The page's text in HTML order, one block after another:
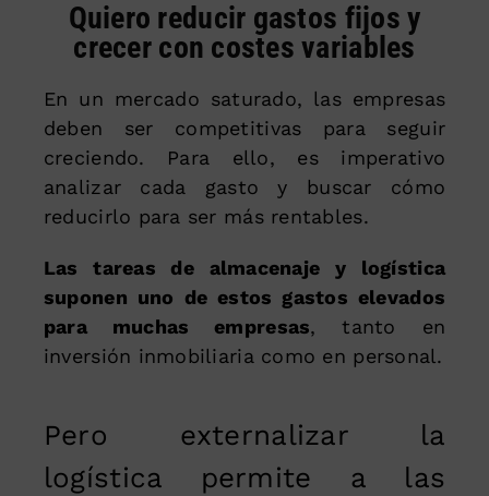
Quiero reducir gastos fijos y
crecer con costes variables
En un mercado saturado, las empresas
deben ser competitivas para seguir
creciendo. Para ello, es imperativo
analizar cada gasto y buscar cómo
reducirlo para ser más rentables.
Las tareas de almacenaje y logística
suponen uno de estos gastos elevados
para muchas empresas, tanto en
inversión inmobiliaria como en personal.
Pero externalizar la
logística permite a las